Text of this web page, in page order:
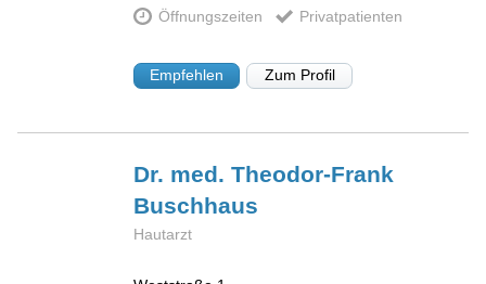
Öffnungszeiten Privatpatienten
Empfehlen Zum Profil
Dr. med. Theodor-Frank
Buschhaus
Hautarzt